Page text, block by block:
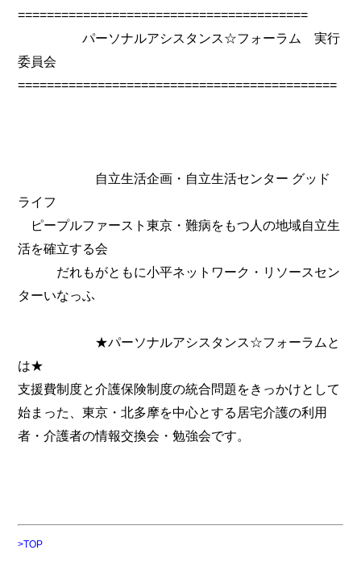
========================================
パーソナルアシスタンス☆フォーラム 実行
委員会
============================================
自立生活企画・自立生活センター グッド
ライフ
ピープルファースト東京・難病をもつ人の地域自立生
活を確立する会
だれもがともに小平ネットワーク・リソースセン
ターいなっふ
★パーソナルアシスタンス☆フォーラムと
は★
支援費制度と介護保険制度の統合問題をきっかけとして
始まった、東京・北多摩を中心とする居宅介護の利用
者・介護者の情報交換会・勉強会です。
>TOP